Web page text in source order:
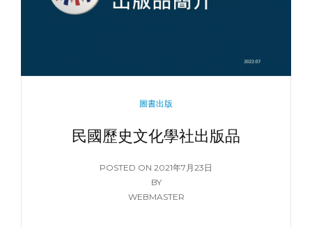
活
CATEGORIES
圖書出版
民國歷史文化學社出版品
POSTED ON POSTED
ON
2021年7月23日
BY
WEBMASTER